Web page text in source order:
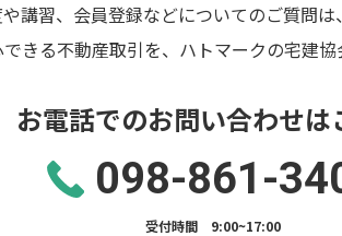
講習、会員登録などについてのご質問は
きる不動産取引を、ハトマークの宅建協
お電話でのお問い合わせは
098-861-
受付時間 9:00~17:00